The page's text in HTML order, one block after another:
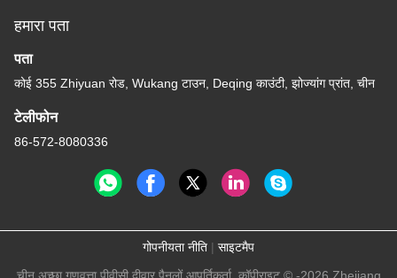
हमारा पता
पता
कोई 355 Zhiyuan रोड, Wukang टाउन, Deqing काउंटी, झोज्यांग प्रांत, चीन
टेलीफोन
86-572-8080336
गोपनीयता नीति | साइटमैप